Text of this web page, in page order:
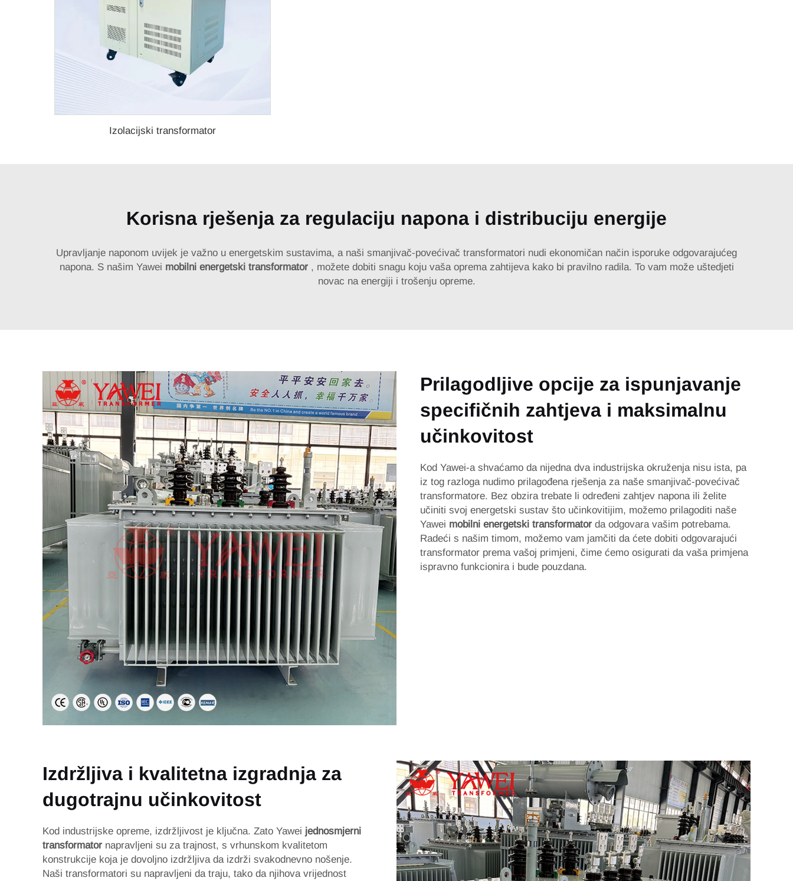
Izolacijski transformator
Korisna rješenja za regulaciju napona i distribuciju energije
Upravljanje naponom uvijek je važno u energetskim sustavima, a naši smanjivač-povećivač transformatori nudi ekonomičan način isporuke odgovarajućeg
napona. S našim Yawei mobilni energetski transformator , možete dobiti snagu koju vaša oprema zahtijeva kako bi pravilno radila. To vam može uštedjeti
novac na energiji i trošenju opreme.
Prilagodljive opcije za ispunjavanje
specifičnih zahtjeva i maksimalnu
učinkovitost
Kod Yawei-a shvaćamo da nijedna dva industrijska okruženja nisu ista, pa
iz tog razloga nudimo prilagođena rješenja za naše smanjivač-povećivač
transformatore. Bez obzira trebate li određeni zahtjev napona ili želite
učiniti svoj energetski sustav što učinkovitijim, možemo prilagoditi naše
Yawei mobilni energetski transformator da odgovara vašim potrebama.
Radeći s našim timom, možemo vam jamčiti da ćete dobiti odgovarajući
transformator prema vašoj primjeni, čime ćemo osigurati da vaša primjena
ispravno funkcionira i bude pouzdana.
Izdržljiva i kvalitetna izgradnja za
dugotrajnu učinkovitost
Kod industrijske opreme, izdržljivost je ključna. Zato Yawei jednosmjerni
transformator napravljeni su za trajnost, s vrhunskom kvalitetom
konstrukcije koja je dovoljno izdržljiva da izdrži svakodnevno nošenje.
Naši transformatori su napravljeni da traju, tako da njihova vrijednost